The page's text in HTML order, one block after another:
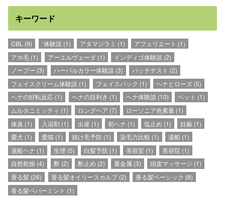
キーワード
CBL (9) `体験談 (1) アタマジラミ (1) アフェリエート (1)
アホ毛 (1) アーユルヴェーダ(1) インディゴ体験談 (2)
ノープー (3) ハーバルカラー体験談 (3) パッチテスト (2)
フェイスクリーム体験談 (1) フェイスパック (1) ヘナとローズ(5)
ヘナの好転反応 (1) ヘナの目利き (1) ヘナ体験談 (10) ペット (1)
ムルタニミッティ (1) ロングヘア (7) ローソニア色素量(1)
体臭 (1) 入浴剤(1) 出産(1) 初ヘナ (1) 塩止め (1) 妊娠 (1)
愛犬 (1) 愛猫(1) 抜け毛予防(1) 染毛力比較 (1) 湯船 (1)
湯船ヘナ (1) 生理 (5) 白髪予防(1) 美容室 (1) 美容院 (1)
自然乾燥 (4) 酢(2) 酢止め (2) 重金属 (3) 頭皮マッサージ (1)
香る髪 (26) 香る髪オイリースカルプ(2) 香る髪ベーシック (8)
香る髪ペパーミント (1)